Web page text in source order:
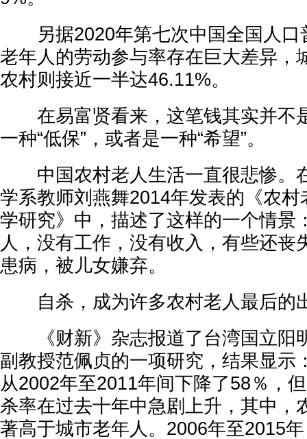
另据2020年第七次中国全国人口
老年人的劳动参与率存在巨大差异，
农村则接近一半达46.11%。
在易富贤看来，这笔钱其实并不
一种“低保”，或者是一种“希望”。
中国农村老人生活一直很悲惨。
学系教师刘燕舞2014年发表的《农
学研究》中，描述了这样的一个情景
人，没有工作，没有收入，有些还丧
患病，被儿女嫌弃。
自杀，成为许多农村老人最后的
《财新》杂志报道了台湾国立阳
副教授范佩贞的一项研究，结果显示
从2002年至2011年间下降了58％，
杀率在过去十年中急剧上升，其中，
著高于城市老年人。2006年至2015